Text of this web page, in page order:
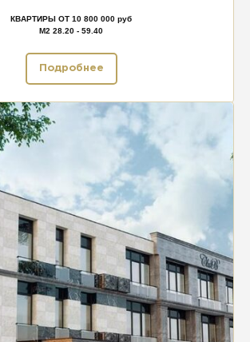
КВАРТИРЫ ОТ 10 800 000 руб
М2 28.20 - 59.40
Подробнее